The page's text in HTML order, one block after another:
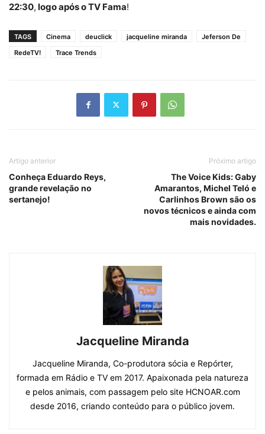
22:30, logo após o TV Fama!
TAGS Cinema deuclick jacqueline miranda
Jeferson De
RedeTV!
Trace Trends
Artigo anterior
Conheça Eduardo Reys,
grande revelação no
sertanejo!
Próximo artigo
The Voice Kids: Gaby
Amarantos, Michel Teló e
Carlinhos Brown são os
novos técnicos e ainda com
mais novidades.
Jacqueline Miranda
Jacqueline Miranda, Co-produtora sócia e Repórter,
formada em Rádio e TV em 2017. Apaixonada pela natureza
e pelos animais, com passagem pelo site HCNOAR.com
desde 2016, criando conteúdo para o público jovem.